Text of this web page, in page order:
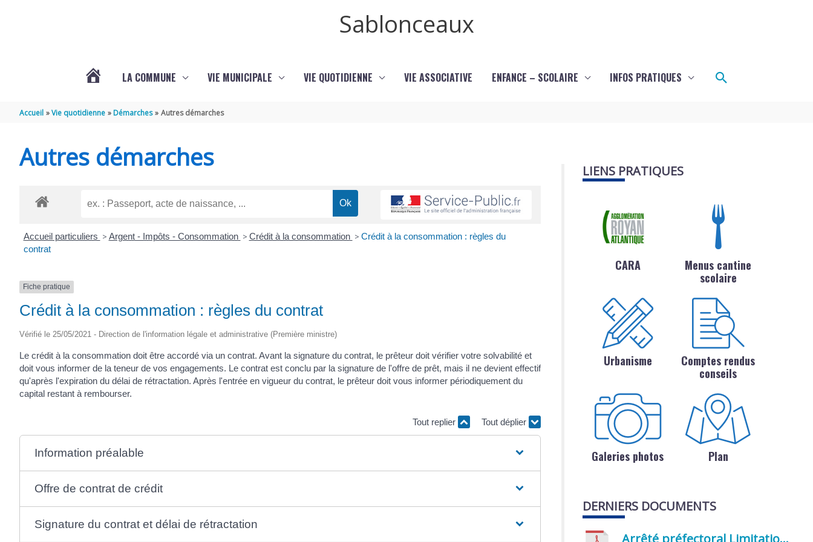
Sablonceaux
LA COMMUNE VIE MUNICIPALE VIE QUOTIDIENNE VIE ASSOCIATIVE ENFANCE – SCOLAIRE INFOS PRATIQUES Rechercher
Accueil Vie quotidienne Démarches Autres démarches
Autres démarches
Accueil particuliers > Argent - Impôts - Consommation > Crédit à la consommation > Crédit à la consommation : règles du
contrat
Fiche pratique
Crédit à la consommation : règles du contrat
Vérifié le 25/05/2021 - Direction de l'information légale et administrative (Première ministre)
Le crédit à la consommation doit être accordé via un contrat. Avant la signature du contrat, le prêteur doit vérifier votre solvabilité et
doit vous informer de la teneur de vos engagements. Le contrat est conclu par la signature de l'offre de prêt, mais il ne devient effectif
qu'après l'expiration du délai de rétractation. Après l'entrée en vigueur du contrat, le prêteur doit vous informer périodiquement du
capital restant à rembourser.
Tout replier Tout déplier
Information préalable
Offre de contrat de crédit
Signature du contrat et délai de rétractation
LIENS PRATIQUES
CARA
Menus cantine
scolaire
Urbanisme
Comptes rendus
conseils
Galeries photos Plan
DERNIERS DOCUMENTS
Arrêté préfectoral Limitation provisoire des usages de l’eau